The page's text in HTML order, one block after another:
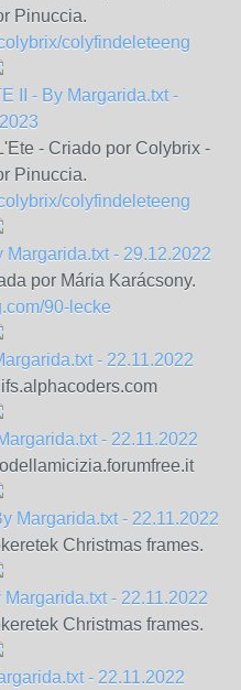
Pinuccia.
colyfindeleteeng
II - By Margarida.txt -
- Criado por Colybrix -
Pinuccia.
colyfindeleteeng
Margarida.txt - 29.12.2022
por Mária Karácsony.
90-lecke
- 22.11.2022
- 22.11.2022
Margarida.txt - 22.11.2022
Christmas frames.
- 22.11.2022
Christmas frames.
- 22.11.2022